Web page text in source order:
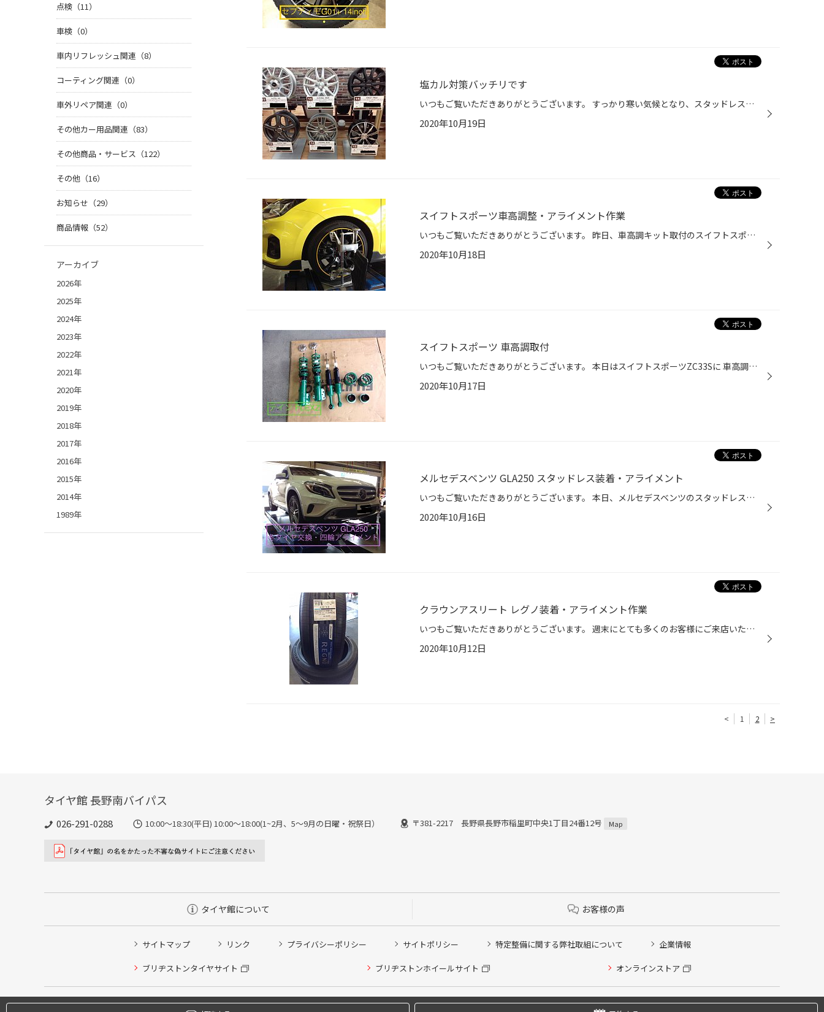
塩カル対策バッチリです
いつもご覧いただきありがとうございます。 すっかり寒い気候となり、スタッドレスタイヤ交換作業や 作業予約のお問い合わせも増えてきました。 冬時期に合わせてスタッドレスはもちろんですが タイヤと同時にホイールもお探しという方も いらっしゃるかと思います(*^ω^*) 当店ではスムーズにホイー...
2020年10月19日
スイフトスポーツ車高調整・アライメント作業
いつもご覧いただきありがとうございます。 昨日、車高調キット取付のスイフトスポーツの 慣らし走行後の車高調整とアライメント作業を 実施致しました(*^ω^*) お客様から乗り心地も満足のようで リアの車高を再度調整後 アライメントもしっかり適正値へ修正致しました。 これでますますスイフトス...
2020年10月18日
スイフトスポーツ 車高調取付
いつもご覧いただきありがとうございます。 本日はスイフトスポーツZC33Sに 車高調取付を実施致しました(*^ω^*) お取付しました車高調は当店でも 多くのお車にご装着いただいてる TEIN FLEXZです 全長調整式で手軽に車高調整ができ 16段階からお好みの減衰力(乗り心地)へ調整可能 フロント、リアと...
2020年10月17日
メルセデスベンツ GLA250 スタッドレス装着・アライメント
いつもご覧いただきありがとうございます。 本日、メルセデスベンツのスタッドレスタイヤ交換 アライメント作業を実施致しました(*^ω^*) タイヤはブリザック最高性能の ブリザックVRX2を装着です！！ お車の走行距離は3万キロ台とそんなに走られて いませんでしたが、タイヤ角度が適正値より 若干ズ...
2020年10月16日
クラウンアスリート レグノ装着・アライメント作業
いつもご覧いただきありがとうございます。 週末にとても多くのお客様にご来店いただき タイヤご購入やお見積もりのご依頼など誠にありがとうございました。 まだまだ今月末までスタッドレス商談会を開催しておりますので お見積もりなどその他お問い合わせなどお気軽にお越しください(*^ω^*) 本日...
2020年10月12日
< 1 2 >
点検（11）
車検（0）
車内リフレッシュ関連（8）
コーティング関連（0）
車外リペア関連（0）
その他カー用品関連（83）
その他商品・サービス（122）
その他（16）
お知らせ（29）
商品情報（52）
アーカイブ
2026年
2025年
2024年
2023年
2022年
2021年
2020年
2019年
2018年
2017年
2016年
2015年
2014年
1989年
タイヤ館 長野南バイパス
026-291-0288 10:00～18:30(平日) 10:00～18:00(1~2月、5～9月の日曜・祝祭日） 〒381-2217 長野県長野市稲里町中央1丁目24番12号 Map
タイヤ館について お客様の声
サイトマップ リンク プライバシーポリシー サイトポリシー 特定整備に関する弊社取組について 企業情報
ブリヂストンタイヤサイト ブリヂストンホイールサイト オンラインストア
タイヤ点検・安全点検/タイヤ履き替え/オイル交換/その他ピット作業の予約
クローク契約会員専用タイヤ履き替え※タイヤ履き替えを希望のクローク契約会員の方はこちらを選択ください